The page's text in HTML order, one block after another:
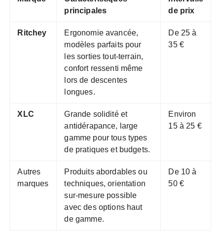
principales
de prix
Ritchey
Ergonomie avancée,
modèles parfaits pour
les sorties tout-terrain,
confort ressenti même
lors de descentes
longues.
De 25 à
35 €
XLC
Grande solidité et
antidérapance, large
gamme pour tous types
de pratiques et budgets.
Environ
15 à 25 €
Autres
marques
Produits abordables ou
techniques, orientation
sur-mesure possible
avec des options haut
de gamme.
De 10 à
50 €